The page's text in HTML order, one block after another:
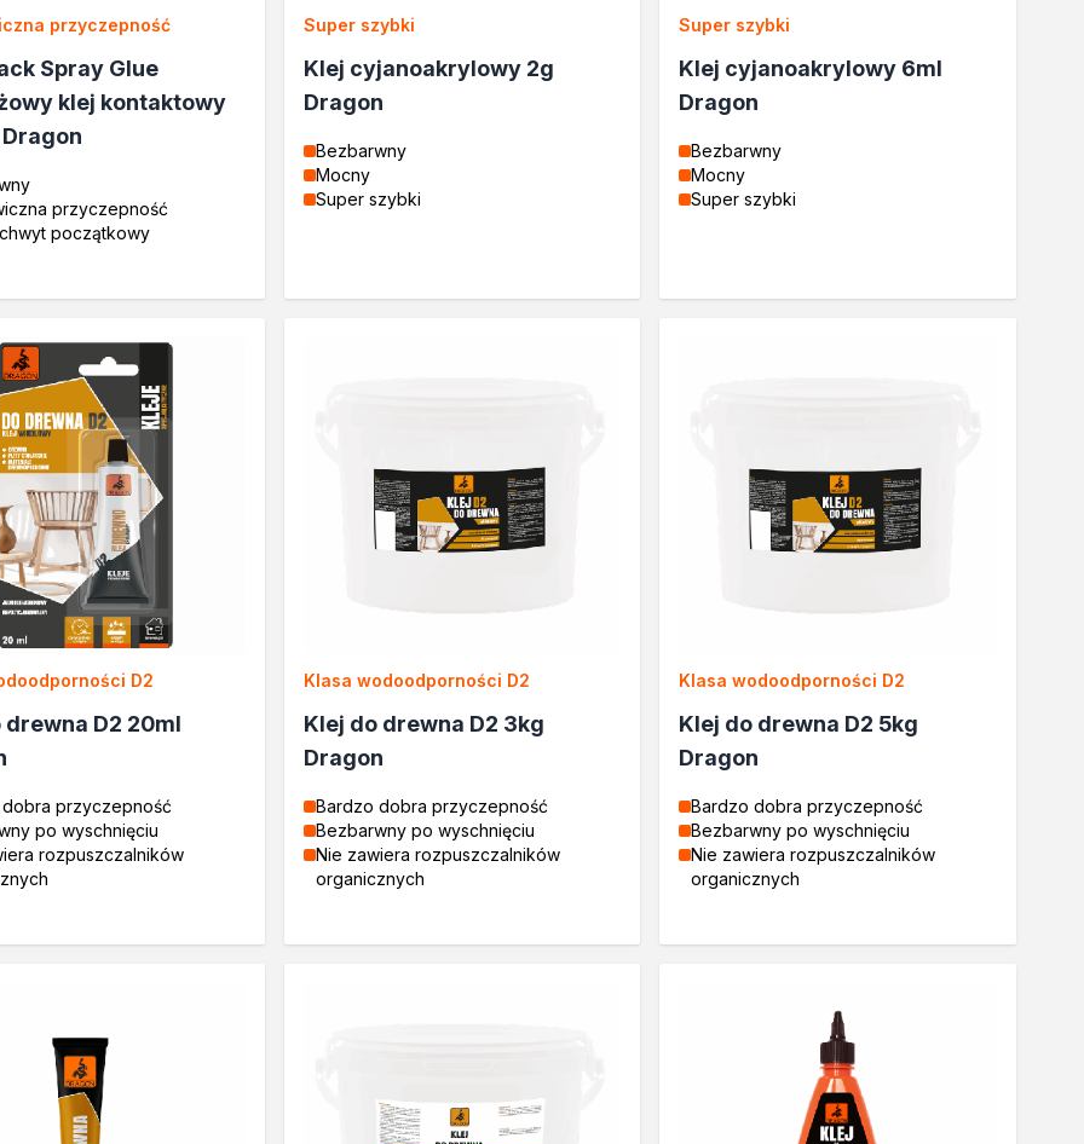
przyczepność
Spray Glue
klej kontaktowy
przyczepność
początkowy
Super szybki
Klej cyjanoakrylowy 2g
Dragon
Bezbarwny
Mocny
Super szybki
Super szybki
Klej cyjanoakrylowy 6ml
Dragon
Bezbarwny
Mocny
Super szybki
D2
drewna D2 20ml
przyczepność
po wyschnięciu
rozpuszczalników
Klasa wodoodporności D2
Klej do drewna D2 3kg
Dragon
Bardzo dobra przyczepność
Bezbarwny po wyschnięciu
Nie zawiera rozpuszczalników
organicznych
Klasa wodoodporności D2
Klej do drewna D2 5kg
Dragon
Bardzo dobra przyczepność
Bezbarwny po wyschnięciu
Nie zawiera rozpuszczalników
organicznych